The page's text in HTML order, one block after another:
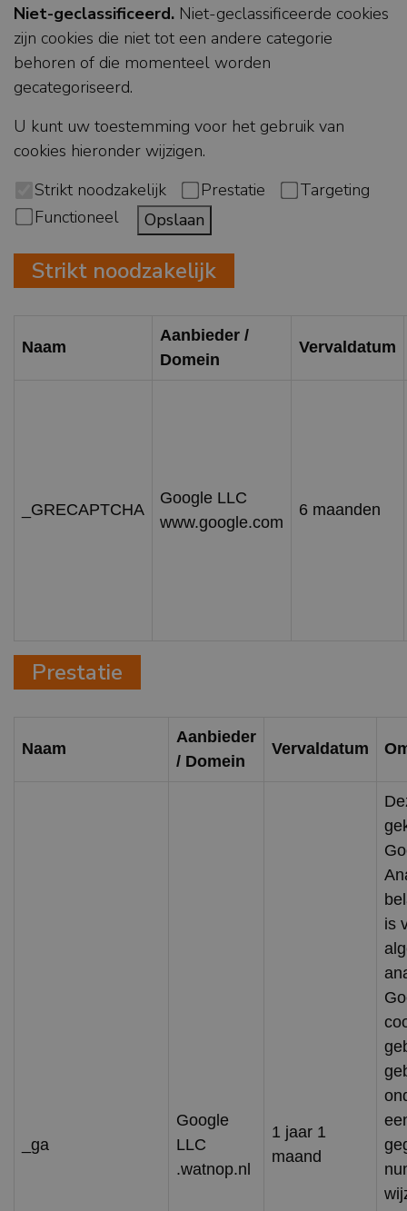
Niet-geclassificeerd. Niet-geclassificeerde cookies
zijn cookies die niet tot een andere categorie
behoren of die momenteel worden
gecategoriseerd.
U kunt uw toestemming voor het gebruik van
cookies hieronder wijzigen.
Strikt noodzakelijk
Prestatie
Targeting
Functioneel
Opslaan
Strikt noodzakelijk
Naam
Aanbieder /
Domein
Vervaldatum
_GRECAPTCHA
Google LLC
www.google.com
6 maanden
Prestatie
Naam
Aanbieder
/ Domein
Vervaldatum
_ga
Google
LLC
.watnop.nl
1 jaar 1
maand
is